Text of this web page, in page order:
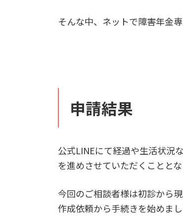
そんな中、ネットで障害年金
申請結果
公式LINEにて経過や生活状況
を進めさせていただくこととな
今回のご相談者様は初診から
作成依頼から手続きを始めま